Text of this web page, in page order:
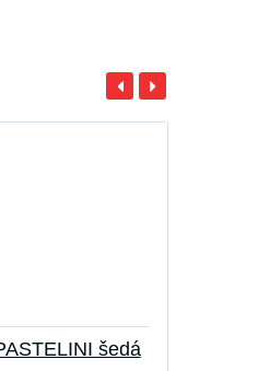
šedá